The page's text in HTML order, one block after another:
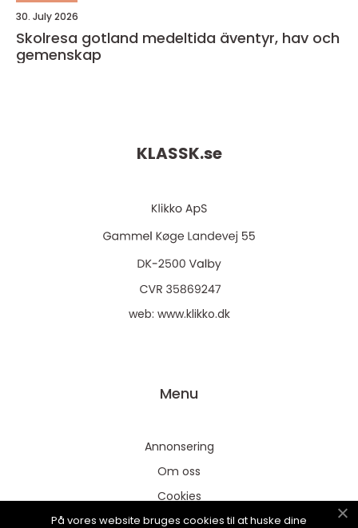
30. July 2026
Skolresa gotland medeltida äventyr, hav och
gemenskap
KLASSK.se
web: www.klikko.dk
Menu
Annonsering
Om oss
Cookies
Kontakta oss
På vores website bruges cookies til at huske dine